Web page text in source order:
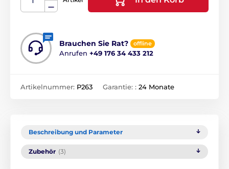
Brauchen Sie Rat? offline
Anrufen +49 176 34 433 212
Artikelnummer: P263 Garantie: : 24 Monate
Beschreibung und Parameter
Zubehör (3)